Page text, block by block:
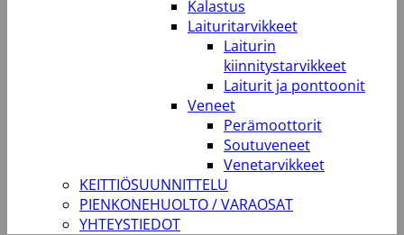
Kalastus
Laituritarvikkeet
Laiturin
kiinnitystarvikkeet
Laiturit ja ponttoonit
Veneet
Perämoottorit
Soutuveneet
Venetarvikkeet
KEITTIÖSUUNNITTELU
PIENKONEHUOLTO / VARAOSAT
YHTEYSTIEDOT